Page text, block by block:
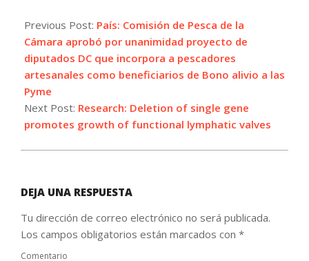
08-
11
Previous Post: País: Comisión de Pesca de la
Cámara aprobó por unanimidad proyecto de
diputados DC que incorpora a pescadores
artesanales como beneficiarios de Bono alivio a las
Pyme
Next Post: Research: Deletion of single gene
promotes growth of functional lymphatic valves
DEJA UNA RESPUESTA
Tu dirección de correo electrónico no será publicada.
Los campos obligatorios están marcados con *
Comentario